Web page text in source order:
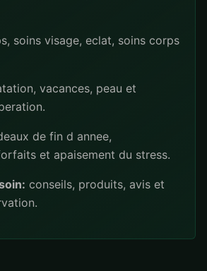
soins visage, eclat, soins corps
vacances, peau et
de fin d annee,
et apaisement du stress.
conseils, produits, avis et